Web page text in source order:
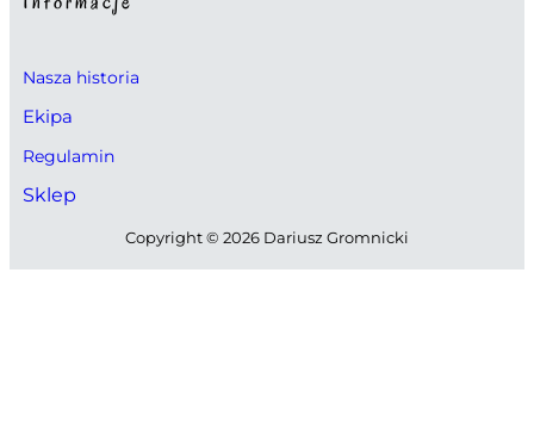
Nasza historia
Ekipa
Regulamin
Sklep
Copyright © 2026 Dariusz Gromnicki